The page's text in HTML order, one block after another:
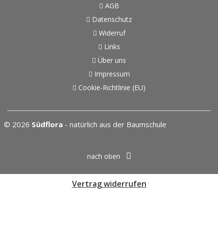
AGB
Datenschutz
Widerruf
Links
Über uns
Impressum
Cookie-Richtlinie (EU)
© 2026 Südflora- natürlich aus der Baumschule
nach oben
Vertrag widerrufen